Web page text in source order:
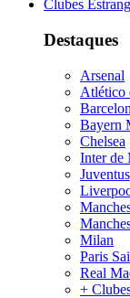
Clubes
Destaques
Arsenal
Atlético
Bayern
Chelsea
Inter de
Juventus
Milan
Paris
Real
+